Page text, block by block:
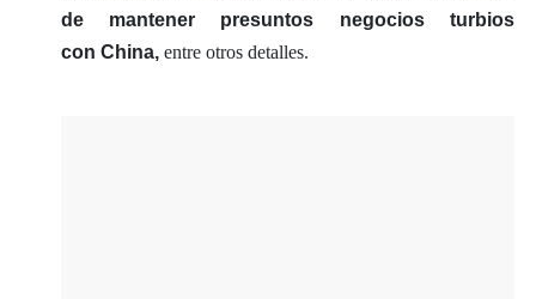
de mantener presuntos negocios turbios
con China,entre otros detalles.